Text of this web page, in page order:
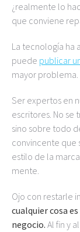
¿realmente lo
que conviene
La tecnología ha
puede publicar
mayor
Ser expertos en
escritores. No se
sino sobre todo
convincente que
estilo de la
mente.
Ojo con restarle
cualquier cosa
negocio. Al fin y